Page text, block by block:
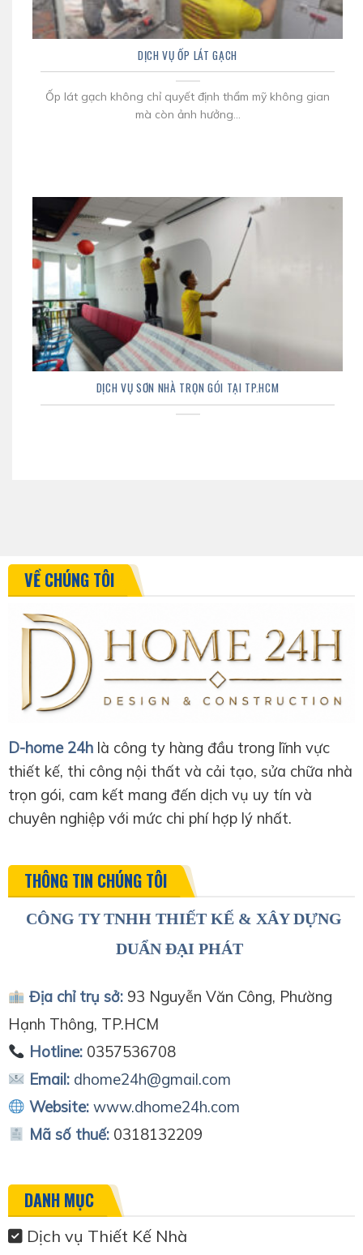
DỊCH VỤ ỐP LÁT GẠCH
Ốp lát gạch không chỉ quyết định thẩm mỹ không gian
mà còn ảnh hưởng...
DỊCH VỤ SƠN NHÀ TRỌN GÓI TẠI TP.HCM
VỀ CHÚNG TÔI
D-home 24h là công ty hàng đầu trong lĩnh vực
thiết kế, thi công nội thất và cải tạo, sửa chữa nhà
trọn gói, cam kết mang đến dịch vụ uy tín và
chuyên nghiệp với mức chi phí hợp lý nhất.
THÔNG TIN CHÚNG TÔI
CÔNG TY TNHH THIẾT KẾ & XÂY DỰNG
DUẨN ĐẠI PHÁT
Địa chỉ trụ sở:93 Nguyễn Văn Công, Phường
Hạnh Thông, TP.HCM
Hotline:0357536708
Email: dhome24h@gmail.com
Website: www.dhome24h.com
Mã số thuế: 0318132209
DANH MỤC
Dịch vụ Thiết Kế Nhà